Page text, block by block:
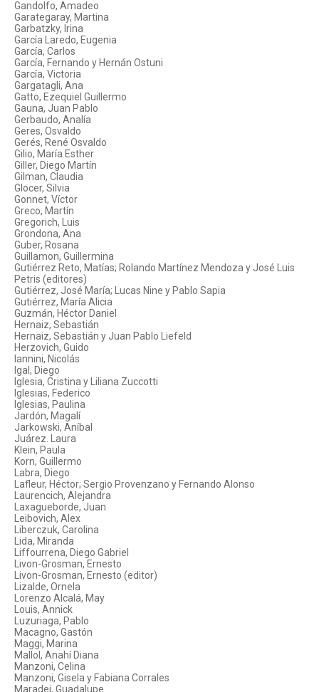
Gandolfo, Amadeo
Garategaray, Martina
Garbatzky, Irina
García Laredo, Eugenia
García, Carlos
García, Fernando y Hernán Ostuni
García, Victoria
Gargatagli, Ana
Gatto, Ezequiel Guillermo
Gauna, Juan Pablo
Gerbaudo, Analía
Geres, Osvaldo
Gerés, René Osvaldo
Gilio, María Esther
Giller, Diego Martín
Gilman, Claudia
Glocer, Silvia
Gonnet, Víctor
Greco, Martín
Gregorich, Luis
Grondona, Ana
Guber, Rosana
Guillamon, Guillermina
Gutiérrez Reto, Matías; Rolando Martínez Mendoza y José Luis
Petris (editores)
Gutiérrez, José María; Lucas Nine y Pablo Sapia
Gutiérrez, María Alicia
Guzmán, Héctor Daniel
Hernaiz, Sebastián
Hernaiz, Sebastián y Juan Pablo Liefeld
Herzovich, Guido
Iannini, Nicolás
Igal, Diego
Iglesia, Cristina y Liliana Zuccotti
Iglesias, Federico
Iglesias, Paulina
Jardón, Magalí
Jarkowski, Aníbal
Juárez. Laura
Klein, Paula
Korn, Guillermo
Labra, Diego
Lafleur, Héctor; Sergio Provenzano y Fernando Alonso
Laurencich, Alejandra
Laxagueborde, Juan
Leibovich, Alex
Liberczuk, Carolina
Lida, Miranda
Liffourrena, Diego Gabriel
Livon-Grosman, Ernesto
Livon-Grosman, Ernesto (editor)
Lizalde, Ornela
Lorenzo Alcalá, May
Louis, Annick
Luzuriaga, Pablo
Macagno, Gastón
Maggi, Marina
Mallol, Anahí Diana
Manzoni, Celina
Manzoni, Gisela y Fabiana Corrales
Maradei, Guadalupe